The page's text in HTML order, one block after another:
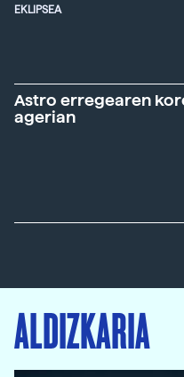
EKLIPSEA
Astro erregearen
agerian
ALDIZKARIA